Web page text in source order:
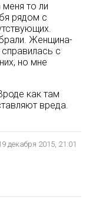
то ли
рядом с
Женщина-
с
но мне
как там
вреда.
декабря 2015, 21:01